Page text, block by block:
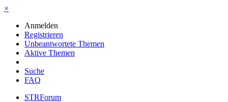
×
Anmelden
Registrieren
Unbeantwortete Themen
Aktive Themen
Suche
FAQ
STRForum